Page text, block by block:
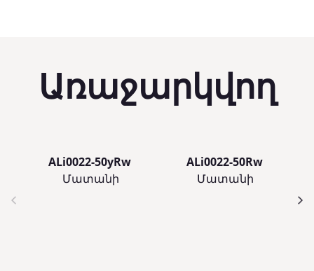
Առաջարկվող
ALi0022-50yRw
Մատանի
ALi0022-50Rw
Մատանի